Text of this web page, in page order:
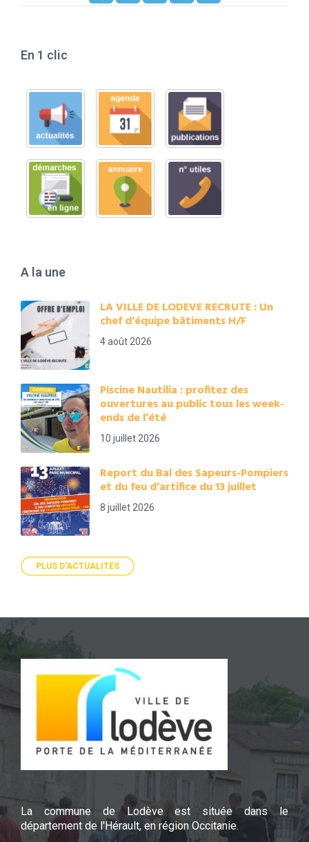
En 1 clic
A la une
LA VILLE DE LODEVE RECRUTE : Un
chef d’équipe bâtiments H/F
4 août 2026
Piscine Nautilia : profitez des
ouvertures au public tous les week-
ends de l’été
10 juillet 2026
Report du Bal des Sapeurs-Pompiers
et du feu d’artifice du 13 juillet
8 juillet 2026
PLUS D'ACTUALITÉS
La commune de Lodève est située dans le
département de l'Hérault, en région Occitanie.